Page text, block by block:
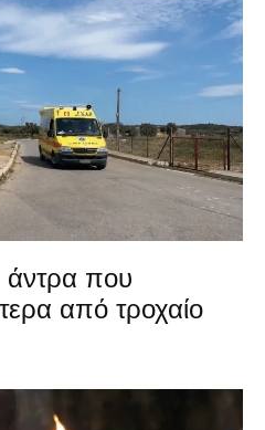
άντρα που
από τροχαίο